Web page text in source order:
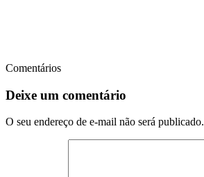
Comentários
Deixe um comentário
O seu endereço de e-mail não será publicado.